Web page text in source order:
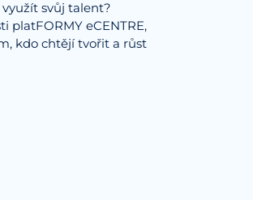
využít svůj talent?
platFORMY eCENTRE,
kdo chtějí tvořit a růst